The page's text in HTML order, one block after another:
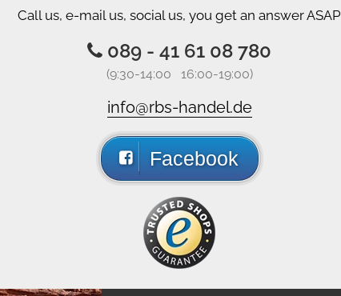
Call us, e-mail us, social us, you get an answer ASAP
089 - 41 61 08 780
(9:30-14:00 16:00-19:00)
info@rbs-handel.de
Facebook